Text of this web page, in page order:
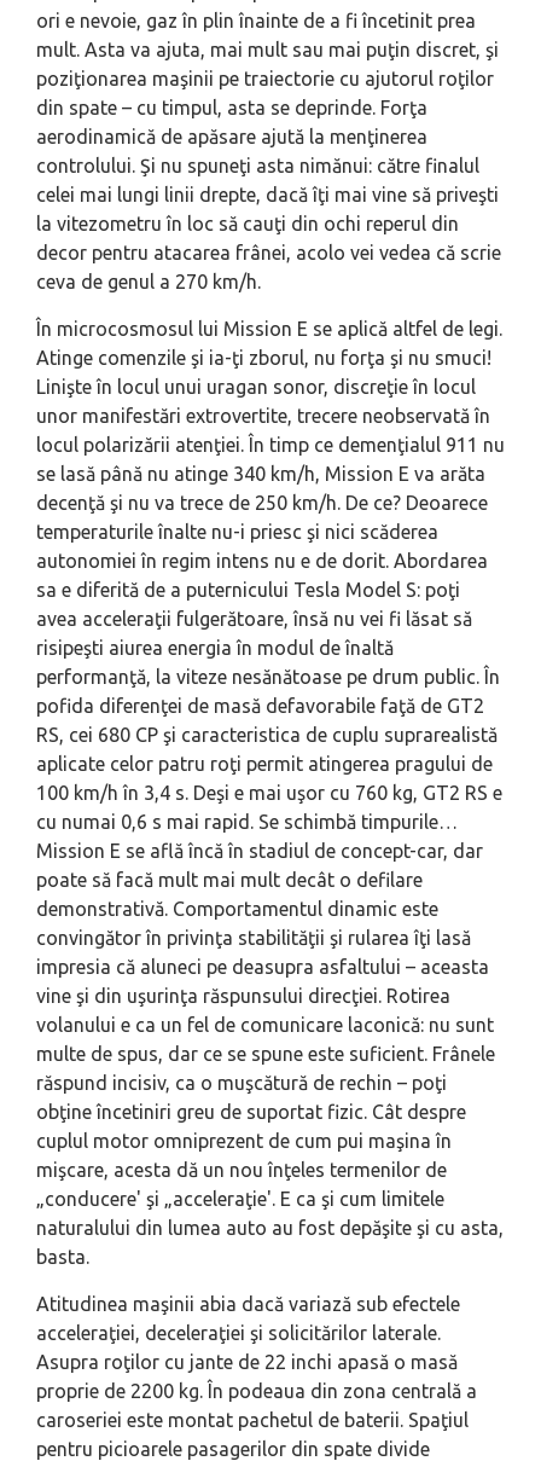
ori e nevoie, gaz în plin înainte de a fi încetinit prea
mult. Asta va ajuta, mai mult sau mai puţin discret, şi
poziţionarea maşinii pe traiectorie cu ajutorul roţilor
din spate – cu timpul, asta se deprinde. Forţa
aerodinamică de apăsare ajută la menţinerea
controlului. Şi nu spuneţi asta nimănui: către finalul
celei mai lungi linii drepte, dacă îţi mai vine să priveşti
la vitezometru în loc să cauţi din ochi reperul din
decor pentru atacarea frânei, acolo vei vedea că scrie
ceva de genul a 270 km/h.
În microcosmosul lui Mission E se aplică altfel de legi.
Atinge comenzile şi ia-ţi zborul, nu forţa şi nu smuci!
Linişte în locul unui uragan sonor, discreţie în locul
unor manifestări extrovertite, trecere neobservată în
locul polarizării atenţiei. În timp ce demenţialul 911 nu
se lasă până nu atinge 340 km/h, Mission E va arăta
decenţă şi nu va trece de 250 km/h. De ce? Deoarece
temperaturile înalte nu-i priesc şi nici scăderea
autonomiei în regim intens nu e de dorit. Abordarea
sa e diferită de a puternicului Tesla Model S: poţi
avea acceleraţii fulgerătoare, însă nu vei fi lăsat să
risipeşti aiurea energia în modul de înaltă
performanţă, la viteze nesănătoase pe drum public. În
pofida diferenţei de masă defavorabile faţă de GT2
RS, cei 680 CP şi caracteristica de cuplu suprarealistă
aplicate celor patru roţi permit atingerea pragului de
100 km/h în 3,4 s. Deşi e mai uşor cu 760 kg, GT2 RS e
cu numai 0,6 s mai rapid. Se schimbă timpurile…
Mission E se află încă în stadiul de concept-car, dar
poate să facă mult mai mult decât o defilare
demonstrativă. Comportamentul dinamic este
convingător în privinţa stabilităţii şi rularea îţi lasă
impresia că aluneci pe deasupra asfaltului – aceasta
vine şi din uşurinţa răspunsului direcţiei. Rotirea
volanului e ca un fel de comunicare laconică: nu sunt
multe de spus, dar ce se spune este suficient. Frânele
răspund incisiv, ca o muşcătură de rechin – poţi
obţine încetiniri greu de suportat fizic. Cât despre
cuplul motor omniprezent de cum pui maşina în
mişcare, acesta dă un nou înţeles termenilor de
„conducere' şi „acceleraţie'. E ca şi cum limitele
naturalului din lumea auto au fost depăşite şi cu asta,
basta.
Atitudinea maşinii abia dacă variază sub efectele
acceleraţiei, deceleraţiei şi solicitărilor laterale.
Asupra roţilor cu jante de 22 inchi apasă o masă
proprie de 2200 kg. În podeaua din zona centrală a
caroseriei este montat pachetul de baterii. Spaţiul
pentru picioarele pasagerilor din spate divide